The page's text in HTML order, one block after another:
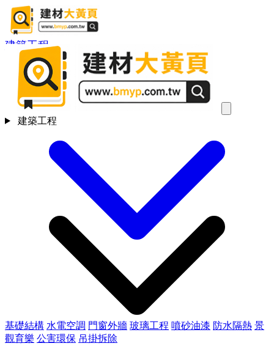
建築工程
基礎結構 水電空調 門窗外牆 玻璃工程 噴砂油漆 防水隔熱 景
觀育樂 公害環保 吊掛拆除
建築工程